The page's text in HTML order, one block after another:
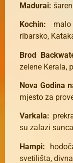
Madurai:
Kochin:
ribarsko,
Brod
zelene Kerala,
Nova Godina
mjesto za
Varkala:
su zalazi
Hampi:
svetilišta,